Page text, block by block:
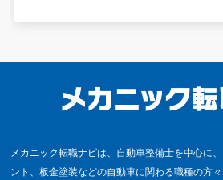
メカニック転職ナビは、自動車整備士を中心に
ント、板金塗装などの自動車に関わる職種の方